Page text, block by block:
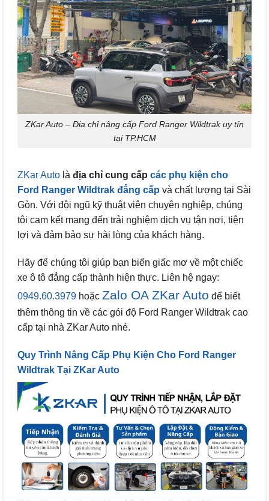
ZKar Auto – Địa chỉ nâng cấp Ford Ranger Wildtrak uy tín
tại TP.HCM
ZKar Auto là địa chỉ cung cấp các phụ kiện cho
Ford Ranger Wildtrak đẳng cấp và chất lượng tại Sài
Gòn. Với đội ngũ kỹ thuật viên chuyên nghiệp, chúng
tôi cam kết mang đến trải nghiệm dịch vụ tận nơi, tiện
lợi và đảm bảo sự hài lòng của khách hàng.
Hãy để chúng tôi giúp bạn biến giấc mơ về một chiếc
xe ô tô đẳng cấp thành hiện thực. Liên hệ ngay:
0949.60.3979 hoặc Zalo OA ZKar Auto để biết
thêm thông tin về các gói độ Ford Ranger Wildtrak cao
cấp tại nhà ZKar Auto nhé.
Quy Trình Nâng Cấp Phụ Kiện Cho Ford Ranger
Wildtrak Tại ZKar Auto